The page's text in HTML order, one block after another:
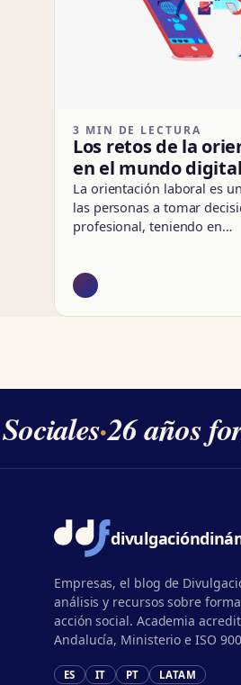
3 MIN DE LECTURA
Los retos de la
en el mundo digital
La orientación laboral es
las personas a tomar
profesional, teniendo en…
·26 años
divulgación
Empresas, el blog de
análisis y recursos sobre
acción social. Academia
Andalucía, Ministerio e ISO
ES IT PT LATAM